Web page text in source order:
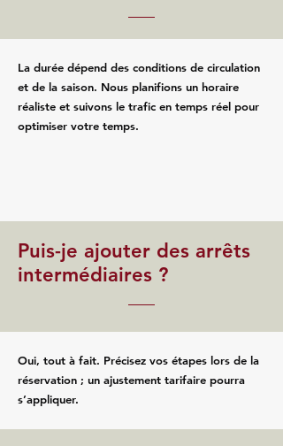
La durée dépend des conditions de circulation
et de la saison. Nous planifions un horaire
réaliste et suivons le trafic en temps réel pour
optimiser votre temps.
Puis-je ajouter des arrêts
intermédiaires ?
Oui, tout à fait. Précisez vos étapes lors de la
réservation ; un ajustement tarifaire pourra
s’appliquer.